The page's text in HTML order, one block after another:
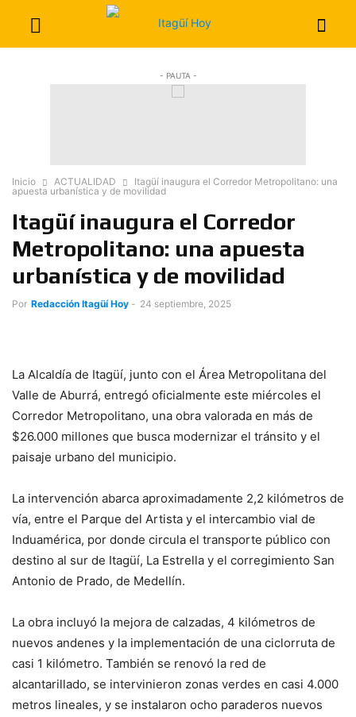
- PAUTA -
Inicio ACTUALIDAD
Itagüí inaugura el Corredor Metropolitano: una
apuesta urbanística y de movilidad
Itagüí inaugura el Corredor
Metropolitano: una apuesta
urbanística y de movilidad
Por Redacción Itagüí Hoy - 24 septiembre, 2025
La Alcaldía de Itagüí, junto con el Área Metropolitana del
Valle de Aburrá, entregó oficialmente este miércoles el
Corredor Metropolitano, una obra valorada en más de
$26.000 millones que busca modernizar el tránsito y el
paisaje urbano del municipio.
La intervención abarca aproximadamente 2,2 kilómetros de
vía, entre el Parque del Artista y el intercambio vial de
Induamérica, por donde circula el transporte público con
destino al sur de Itagüí, La Estrella y el corregimiento San
Antonio de Prado, de Medellín.
La obra incluyó la mejora de calzadas, 4 kilómetros de
nuevos andenes y la implementación de una ciclorruta de
casi 1 kilómetro. También se renovó la red de
alcantarillado, se intervinieron zonas verdes en casi 4.000
metros lineales, y se instalaron ocho paraderos nuevos